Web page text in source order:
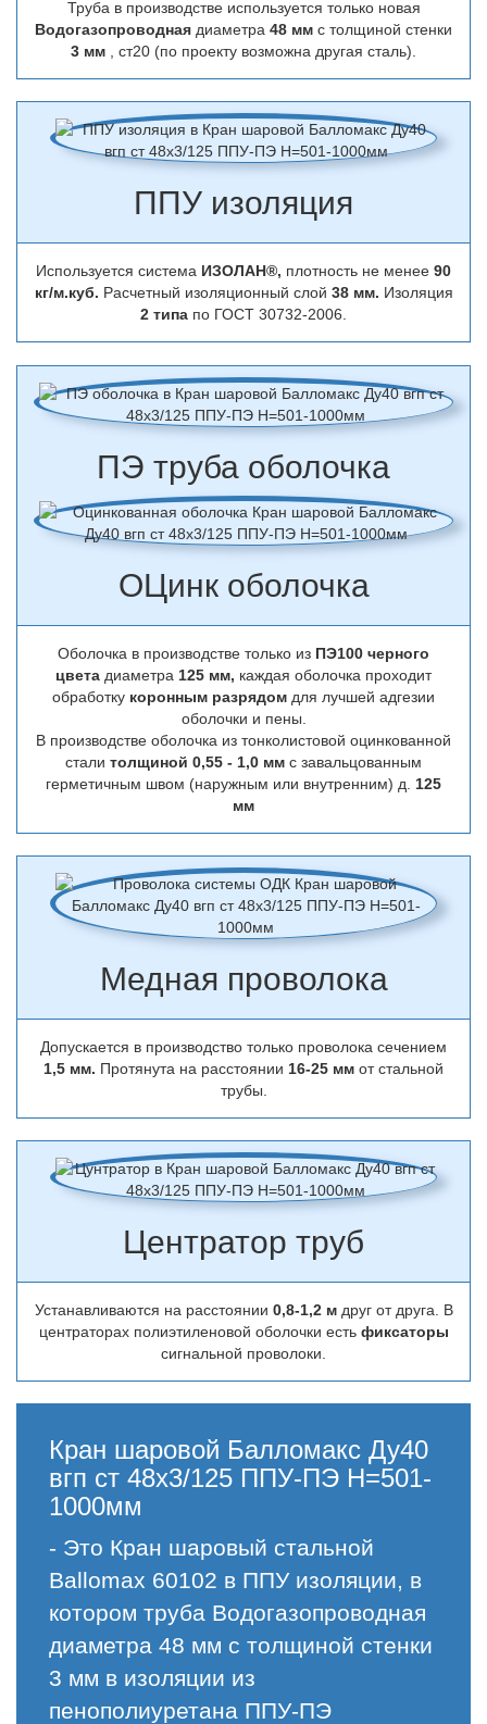
Труба в производстве используется только новая
Водогазопроводная диаметра 48 мм с толщиной стенки
3 мм , ст20 (по проекту возможна другая сталь).
ППУ изоляция
Используется система ИЗОЛАН®, плотность не менее 90
кг/м.куб. Расчетный изоляционный слой 38 мм. Изоляция
2 типа по ГОСТ 30732-2006.
ПЭ труба оболочка
ОЦинк оболочка
Оболочка в производстве только из ПЭ100 черного
цвета диаметра 125 мм, каждая оболочка проходит
обработку коронным разрядом для лучшей адгезии
оболочки и пены.
В производстве оболочка из тонколистовой оцинкованной
стали толщиной 0,55 - 1,0 мм с завальцованным
герметичным швом (наружным или внутренним) д. 125
мм
Медная проволока
Допускается в производство только проволока сечением
1,5 мм. Протянута на расстоянии 16-25 мм от стальной
трубы.
Центратор труб
Устанавливаются на расстоянии 0,8-1,2 м друг от друга. В
центраторах полиэтиленовой оболочки есть фиксаторы
сигнальной проволоки.
Кран шаровой Балломакс Ду40
вгп ст 48х3/125 ППУ-ПЭ H=501-
1000мм
- Это Кран шаровый стальной
Ballomax 60102 в ППУ изоляции, в
котором труба Водогазопроводная
диаметра 48 мм с толщиной стенки
3 мм в изоляции из
пенополиуретана ППУ-ПЭ